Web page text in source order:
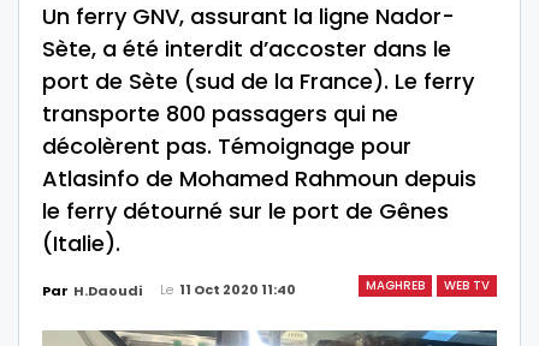
Un ferry GNV, assurant la ligne Nador-
Sète, a été interdit d’accoster dans le
port de Sète (sud de la France). Le ferry
transporte 800 passagers qui ne
décolèrent pas. Témoignage pour
Atlasinfo de Mohamed Rahmoun depuis
le ferry détourné sur le port de Gênes
(Italie).
MAGHREB WEB TV
Par H.Daoudi Le 11 Oct 2020 11:40